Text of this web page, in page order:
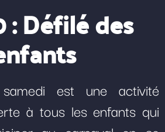
: Défilé des
est une activité
à tous les enfants qui